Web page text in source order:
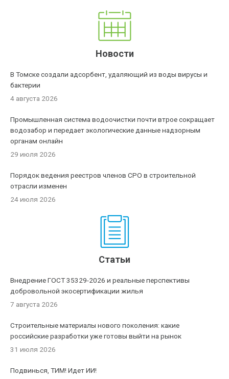
Новости
В Томске создали адсорбент, удаляющий из воды вирусы и
бактерии
4 августа 2026
Промышленная система водоочистки почти втрое сокращает
водозабор и передает экологические данные надзорным
органам онлайн
29 июля 2026
Порядок ведения реестров членов СРО в строительной
отрасли изменен
24 июля 2026
Статьи
Внедрение ГОСТ 35329-2026 и реальные перспективы
добровольной экосертификации жилья
7 августа 2026
Строительные материалы нового поколения: какие
российские разработки уже готовы выйти на рынок
31 июля 2026
Подвинься, ТИМ! Идет ИИ!